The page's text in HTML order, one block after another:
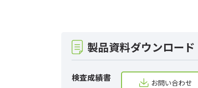
製品資料ダウンロード
検査成績書 お問い合わせ